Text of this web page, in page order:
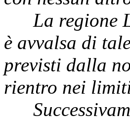
La regione
è avvalsa di
previsti dalla
rientro nei